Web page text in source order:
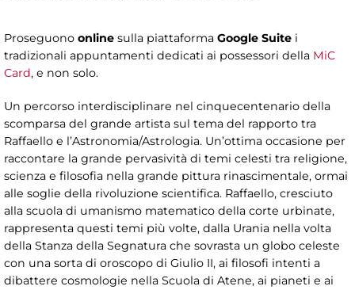
Proseguono online sulla piattaforma Google Suite i
tradizionali appuntamenti dedicati ai possessori della MiC
Card, e non solo.
Un percorso interdisciplinare nel cinquecentenario della
scomparsa del grande artista sul tema del rapporto tra
Raffaello e l’Astronomia/Astrologia. Un’ottima occasione per
raccontare la grande pervasività di temi celesti tra religione,
scienza e filosofia nella grande pittura rinascimentale, ormai
alle soglie della rivoluzione scientifica. Raffaello, cresciuto
alla scuola di umanismo matematico della corte urbinate,
rappresenta questi temi più volte, dalla Urania nella volta
della Stanza della Segnatura che sovrasta un globo celeste
con una sorta di oroscopo di Giulio II, ai filosofi intenti a
dibattere cosmologie nella Scuola di Atene, ai pianeti e ai